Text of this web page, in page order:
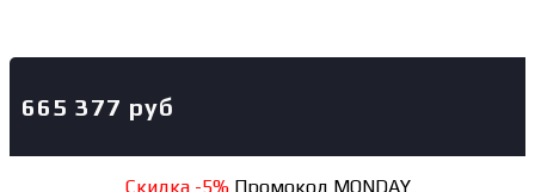
665 377 руб
Скидка -5%Промокод MONDAY